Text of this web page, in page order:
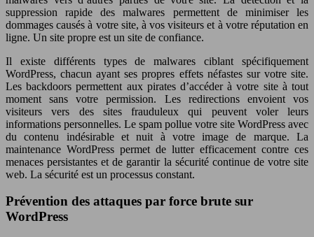
suppression rapide des malwares permettent de minimiser les
dommages causés à votre site, à vos visiteurs et à votre réputation en
ligne. Un site propre est un site de confiance.
Il existe différents types de malwares ciblant spécifiquement
WordPress, chacun ayant ses propres effets néfastes sur votre site.
Les backdoors permettent aux pirates d’accéder à votre site à tout
moment sans votre permission. Les redirections envoient vos
visiteurs vers des sites frauduleux qui peuvent voler leurs
informations personnelles. Le spam pollue votre site WordPress avec
du contenu indésirable et nuit à votre image de marque. La
maintenance WordPress permet de lutter efficacement contre ces
menaces persistantes et de garantir la sécurité continue de votre site
web. La sécurité est un processus constant.
Prévention des attaques par force brute sur
WordPress